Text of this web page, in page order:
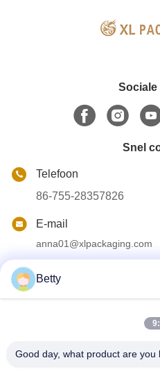
Sociale
Snel
Telefoon
86-755-28357826
E-mail
anna01@xlpackaging.com
1810, iSteel Asia No.1, 18
district, Longgang District,
Betty
Good day, what product are you